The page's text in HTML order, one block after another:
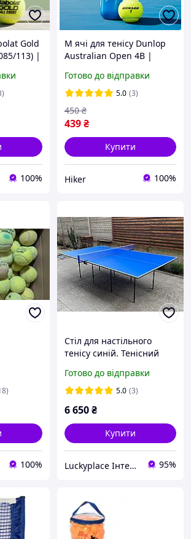
Gold
113) |
4
100%
М ячі для тенісу Dunlop
Australian Open 4B |
Готово до відправки
5.0 (3)
439₴
450 ₴
Купити
Hiker 100%
100%
Стіл для настільного
тенісу синій. Тенісний
Готово до відправки
5.0 (3)
6 650₴
Купити
Luckyplace Інтернет магазин 95%